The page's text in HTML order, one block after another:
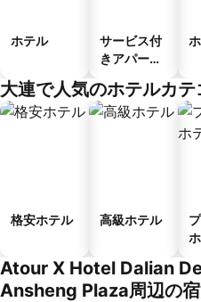
ホテル
サービス付
きアパート
大連で人気のホテルカテ
格安ホテル 高級ホテル
Atour X Hotel Dalian
Ansheng Plaza周辺の